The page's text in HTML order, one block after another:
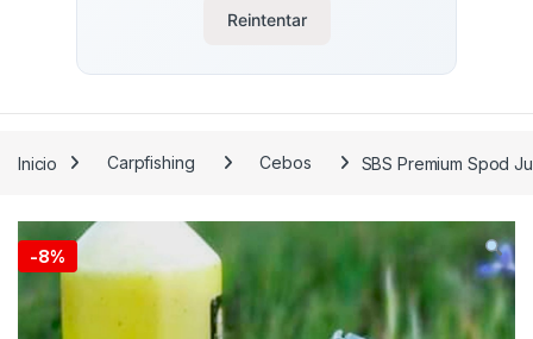
Reintentar
Inicio Carpfishing Cebos SBS Premium Spod
-8%